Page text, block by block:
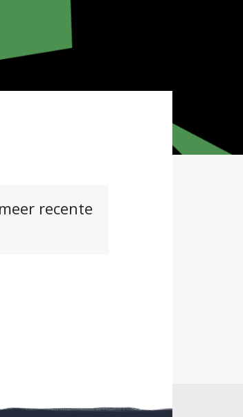
recente